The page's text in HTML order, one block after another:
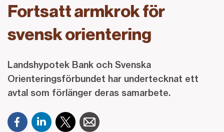
Fortsatt armkrok för
svensk orientering
Landshypotek Bank och Svenska
Orienteringsförbundet har undertecknat ett
avtal som förlänger deras samarbete.